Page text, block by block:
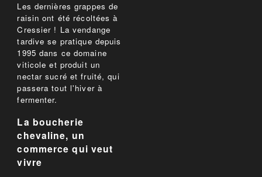
Les dernières grappes de
raisin ont été récoltées à
Cressier ! La vendange
tardive se pratique depuis
1995 dans ce domaine
viticole et produit un
nectar sucré et fruité, qui
passera tout l'hiver à
fermenter.
La boucherie
chevaline, un
commerce qui veut
vivre